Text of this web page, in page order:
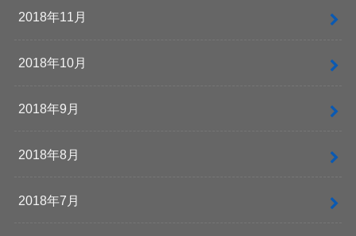
2018年11月
2018年10月
2018年9月
2018年8月
2018年7月